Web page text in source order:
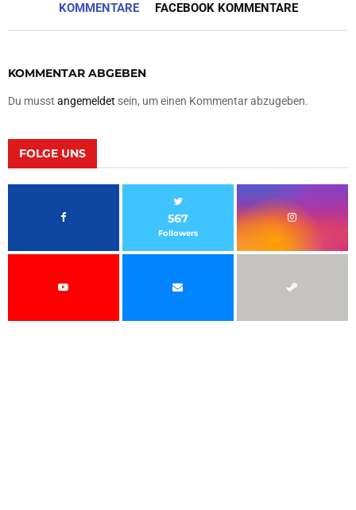
KOMMENTARE FACEBOOK KOMMENTARE
KOMMENTAR ABGEBEN
Du musst angemeldet sein, um einen Kommentar abzugeben.
FOLGE UNS
567
Followers